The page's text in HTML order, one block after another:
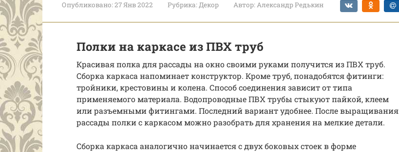
Опубликовано:27 Янв 2022 Рубрика:Декор Автор:Александр Редькин
Полки на каркасе из ПВХ труб
Красивая полка для рассады на окно своими руками получится из ПВХ труб.
Сборка каркаса напоминает конструктор. Кроме труб, понадобятся фитинги:
тройники, крестовины и колена. Способ соединения зависит от типа
применяемого материала. Водопроводные ПВХ трубы стыкуют пайкой, клеем
или разъемными фитингами. Последний вариант удобнее. После выращивания
рассады полки с каркасом можно разобрать для хранения на мелкие детали.
Сборка каркаса аналогично начинается с двух боковых стоек в форме